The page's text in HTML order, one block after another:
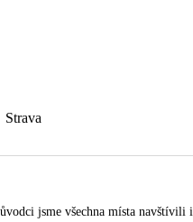
Strava
jsme všechna místa navštívili i